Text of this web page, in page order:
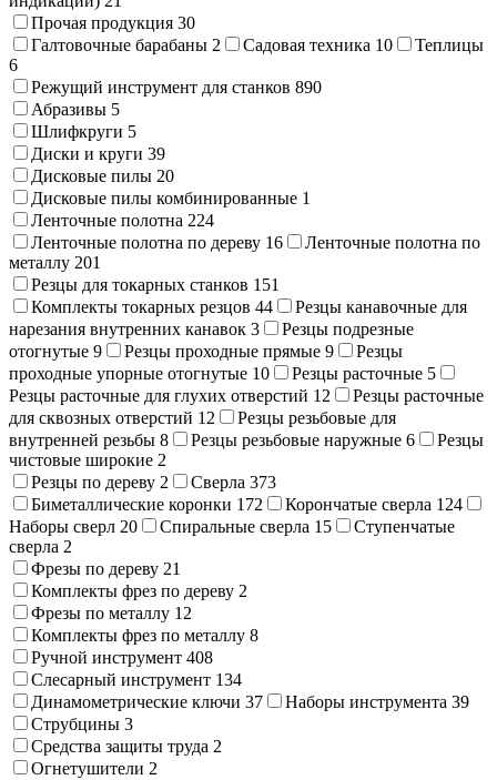
Прочая продукция 30
Галтовочные барабаны 2 Садовая техника 10
Теплицы
6
Режущий инструмент для станков 890
Абразивы 5
Шлифкруги 5
Диски и круги 39
Дисковые пилы 20
Дисковые пилы комбинированные 1
Ленточные полотна 224
Ленточные полотна по дереву 16
Ленточные полотна по
металлу 201
Резцы для токарных станков 151
Комплекты токарных резцов 44
Резцы канавочные для
нарезания внутренних канавок 3
Резцы подрезные
отогнутые 9 Резцы проходные прямые 9
Резцы
проходные упорные отогнутые 10 Резцы расточные 5
Резцы расточные для глухих отверстий 12
Резцы расточные
для сквозных отверстий 12
Резцы резьбовые для
внутренней резьбы 8 Резцы резьбовые наружные 6
Резцы
чистовые широкие 2
Резцы по дереву 2 Сверла 373
Биметаллические коронки 172 Корончатые сверла 124
Наборы сверл 20 Спиральные сверла 15
Ступенчатые
сверла 2
Фрезы по дереву 21
Комплекты фрез по дереву 2
Фрезы по металлу 12
Комплекты фрез по металлу 8
Ручной инструмент 408
Слесарный инструмент 134
Динамометрические ключи 37 Наборы инструмента 39
Струбцины 3
Средства защиты труда 2
Огнетушители 2